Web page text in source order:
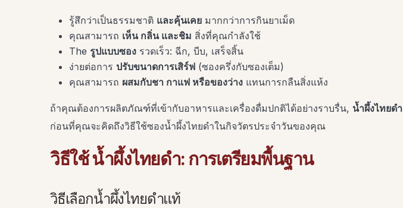
รู้สึกว่าเป็นธรรมชาติ และคุ้นเคย มากกว่าการกินยาเม็ด
คุณสามารถ เห็น กลิ่น และชิม สิ่งที่คุณกำลังใช้
The รูปแบบซอง รวดเร็ว: ฉีก, บีบ, เสร็จสิ้น
ง่ายต่อการ ปรับขนาดการเสิร์ฟ (ซองครึ่งกับซองเต็ม)
คุณสามารถ ผสมกับชา กาแฟ หรือของว่าง แทนการกลืนสิ่งแห้ง
ถ้าคุณต้องการผลิตภัณฑ์ที่เข้ากับอาหารและเครื่องดื่มปกติได้อย่างราบรื่น, น้ำผึ้งไทยดำ
ก่อนที่คุณจะคิดถึงวิธีใช้ซองน้ำผึ้งไทยดำในกิจวัตรประจำวันของคุณ
วิธีใช้ น้ำผึ้งไทยดำ: การเตรียมพื้นฐาน
วิธีเลือกน้ำผึ้งไทยดำแท้